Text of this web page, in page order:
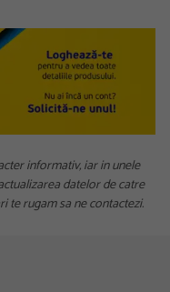
informativ, iar in unele
datelor de catre
te rugam sa ne contactezi.